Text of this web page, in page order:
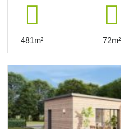
481m² 72m²